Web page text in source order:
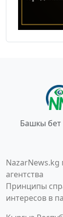
Башкы бет
NazarNews.kg
агентства
Принципы
интересов в